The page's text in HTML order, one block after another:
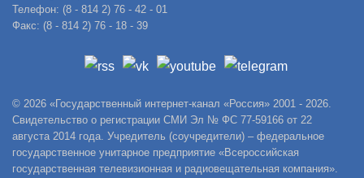
Телефон: (8 - 814 2) 76 - 42 - 01
Факс: (8 - 814 2) 76 - 18 - 39
© 2026 «Государственный интернет-канал «Россия» 2001 - 2026.
Свидетельство о регистрации СМИ Эл № ФС 77-59166 от 22
августа 2014 года. Учредитель (соучредители) – федеральное
государственное унитарное предприятие «Всероссийская
государственная телевизионная и радиовещательная компания».